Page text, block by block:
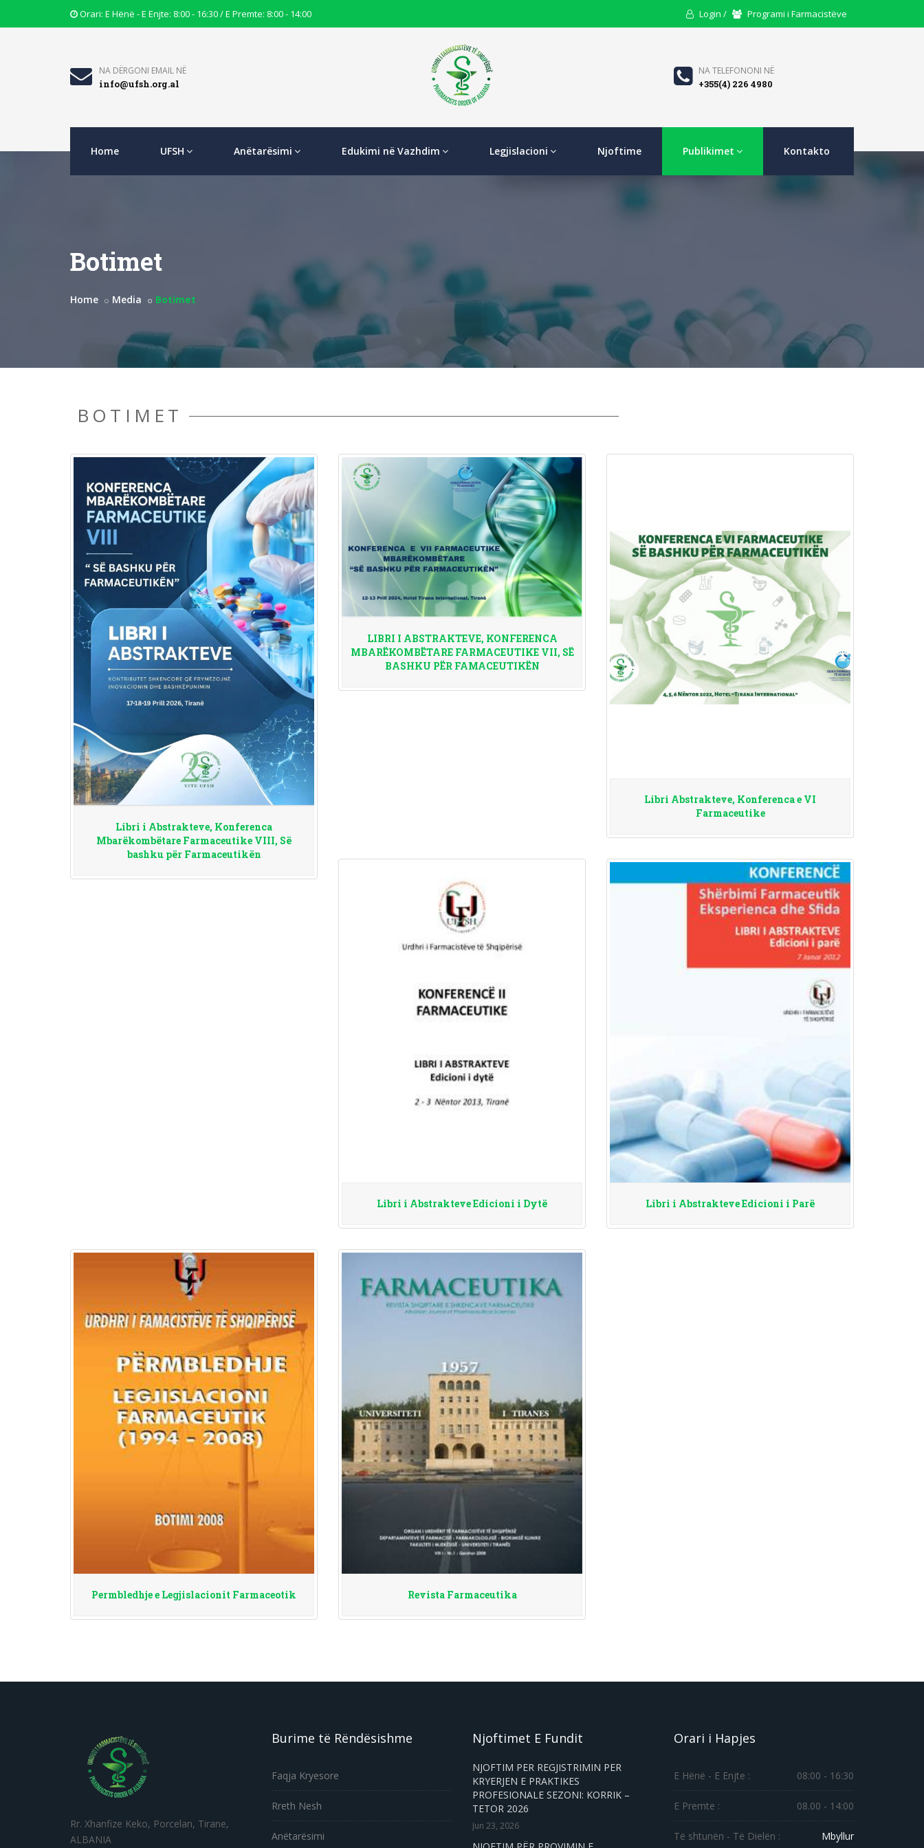
Opening
Icon
Orari: E Hënë - E Enjte: 8:00 - 16:30 / E Premte: 8:00 - 14:00 User
Login / Users
Programi i Farmacistëve
Email
Icon
NA DËRGONI EMAIL NË
info@ufsh.org.al
Phone
Icon
NA TELEFONONI NË
+355(4) 226 4980
Home UFSH Anëtarësimi Edukimi në Vazhdim Legjislacioni Njoftime Publikimet Kontakto
Botimet
Home Media Botimet
BOTIMET
Libri i Abstrakteve, Konferenca
Mbarëkombëtare Farmaceutike VIII, Së
bashku për Farmaceutikën
LIBRI I ABSTRAKTEVE, KONFERENCA
MBARËKOMBËTARE FARMACEUTIKE VII, SË
BASHKU PËR FAMACEUTIKËN
Libri Abstrakteve, Konferenca e VI
Farmaceutike
Libri i Abstrakteve Edicioni i Dytë Libri i Abstrakteve Edicioni i Parë
Permbledhje e Legjislacionit Farmaceotik Revista Farmaceutika
Rr. Xhanfize Keko, Porcelan, Tirane,
ALBANIA
Burime të Rëndësishme
Faqja Kryesore
Rreth Nesh
Anëtarësimi
Njoftimet E Fundit
NJOFTIM PER REGJISTRIMIN PER
KRYERJEN E PRAKTIKES
PROFESIONALE SEZONI: KORRIK –
TETOR 2026
Jun 23, 2026
Orari i Hapjes
E Hënë - E Enjte : 08:00 - 16:30
E Premte : 08.00 - 14:00
Të shtunën - Të Dielën : Mbyllur